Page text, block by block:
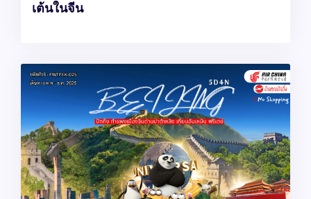
เต้นในจีน